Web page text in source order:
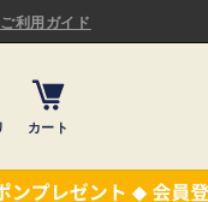
ご利用ガイド
カート